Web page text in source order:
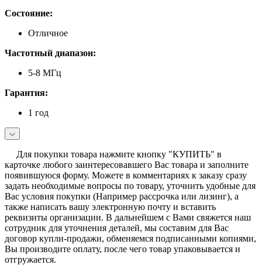
Состояние:
Отличное
Частотный диапазон:
5-8 МГц
Гарантия:
1 год
Для покупки товара нажмите кнопку "КУПИТЬ" в
карточке любого заинтересовавшего Вас товара и заполните
появившуюся форму. Можете в комментариях к заказу сразу
задать необходимые вопросы по товару, уточнить удобные для
Вас условия покупки (Например рассрочка или лизинг), а
также написать вашу электронную почту и вставить
реквизиты организации. В дальнейшем с Вами свяжется наш
сотрудник для уточнения деталей, мы составим для Вас
договор купли-продажи, обменяемся подписанными копиями,
Вы производите оплату, после чего товар упаковывается и
отгружается.